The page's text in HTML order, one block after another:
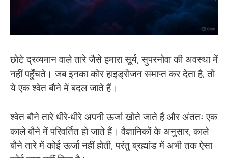
छोटे द्रव्यमान वाले तारे जैसे हमारा सूर्य, सुपरनोवा की अवस्था में
नहीं पहुँचते। जब इनका कोर हाइड्रोजन समाप्त कर देता है, तो
ये एक श्वेत बौने में बदल जाते हैं।
श्वेत बौने तारे धीरे-धीरे अपनी ऊर्जा खोते जाते हैं और अंततः एक
काले बौने में परिवर्तित हो जाते हैं। वैज्ञानिकों के अनुसार, काले
बौने तारे में कोई ऊर्जा नहीं होती, परंतु ब्रह्मांड में अभी तक ऐसा